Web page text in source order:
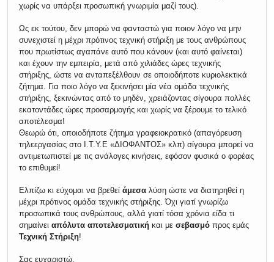
χωρίς να υπάρξει προσωπική γνωριμία μαζί τους).
Ως εκ τούτου, δεν μπορώ να φανταστώ για ποιον λόγο να μην
συνεχιστεί η μέχρι πρότινος τεχνική στήριξη με τους ανθρώπους
που πρωτίστως αγαπάνε αυτό που κάνουν (και αυτό φαίνεται)
και έχουν την εμπειρία, μετά από χιλιάδες ώρες τεχνικής
στήριξης, ώστε να ανταπεξέλθουν σε οποιοδήποτε κυριολεκτικά
ζήτημα. Για ποιο λόγο να ξεκινήσει μία νέα ομάδα τεχνικής
στήριξης, ξεκινώντας από το μηδέν, χρειάζοντας σίγουρα πολλές
εκατοντάδες ώρες προσαρμογής και χωρίς να ξέρουμε το τελικό
αποτέλεσμα!
Θεωρώ ότι, οποιοδήποτε ζήτημα γραφειοκρατικό (απαγόρευση
τηλεεργασίας στο Ι.Τ.Υ.Ε «ΔΙΟΦΑΝΤΟΣ» κλπ) σίγουρα μπορεί να
αντιμετωπιστεί με τις ανάλογες κινήσεις, εφόσον φυσικά ο φορέας
το επιθυμεί!
Ελπίζω κι εύχομαι να βρεθεί άμεσα λύση ώστε να διατηρηθεί η
μέχρι πρότινος ομάδα τεχνικής στήριξης. Όχι γιατί γνωρίζω
προσωπικά τους ανθρώπους, αλλά γιατί τόσα χρόνια είδα τι
σημαίνει απόλυτα αποτελεσματική και με σεβασμό προς εμάς
Τεχνική Στήριξη!
Σας ευχαριστώ.